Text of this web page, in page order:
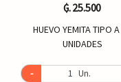
₲. 25.500
HUEVO YEMITA TIPO
UNIDADES
- Un.